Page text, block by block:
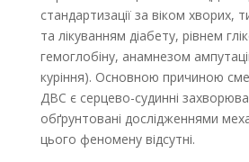
стандартизації за віком хворих,
та лікуванням діабету, рівнем
гемоглобіну, анамнезом
куріння). Основною причиною
ДВС є серцево-судинні
обґрунтовані дослідженнями
цього феномену відсутні.